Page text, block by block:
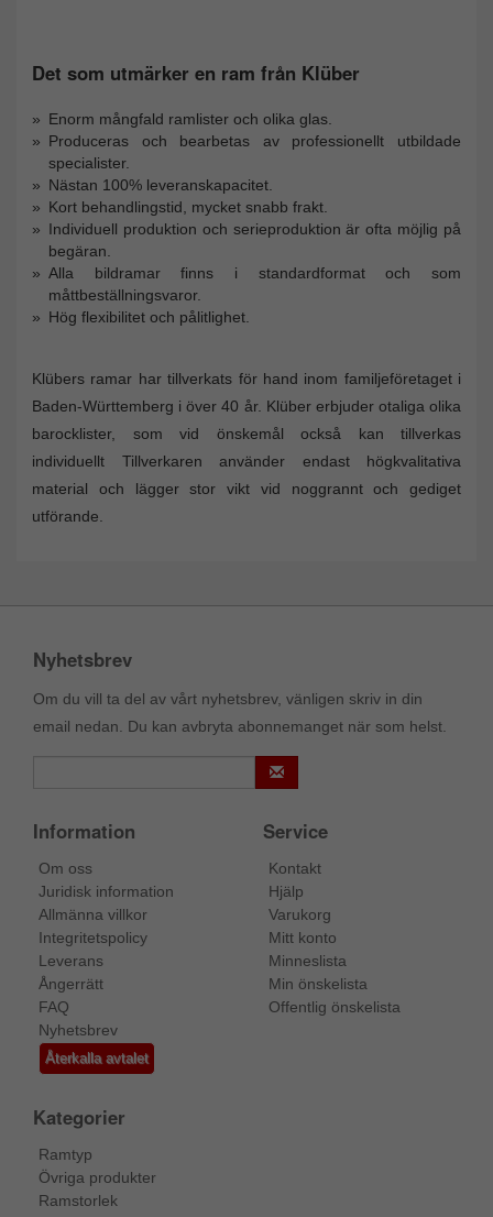
Det som utmärker en ram från Klüber
Enorm mångfald ramlister och olika glas.
Produceras och bearbetas av professionellt utbildade
specialister.
Nästan 100% leveranskapacitet.
Kort behandlingstid, mycket snabb frakt.
Individuell produktion och serieproduktion är ofta möjlig på
begäran.
Alla bildramar finns i standardformat och som
måttbeställningsvaror.
Hög flexibilitet och pålitlighet.
Klübers ramar har tillverkats för hand inom familjeföretaget i
Baden-Württemberg i över 40 år. Klüber erbjuder otaliga olika
barocklister, som vid önskemål också kan tillverkas
individuellt Tillverkaren använder endast högkvalitativa
material och lägger stor vikt vid noggrannt och gediget
utförande.
Nyhetsbrev
Om du vill ta del av vårt nyhetsbrev, vänligen skriv in din
email nedan. Du kan avbryta abonnemanget när som helst.
Information
Om oss
Juridisk information
Allmänna villkor
Integritetspolicy
Leverans
Ångerrätt
FAQ
Nyhetsbrev
Återkalla avtalet
Service
Kontakt
Hjälp
Varukorg
Mitt konto
Minneslista
Min önskelista
Offentlig önskelista
Kategorier
Ramtyp
Övriga produkter
Ramstorlek